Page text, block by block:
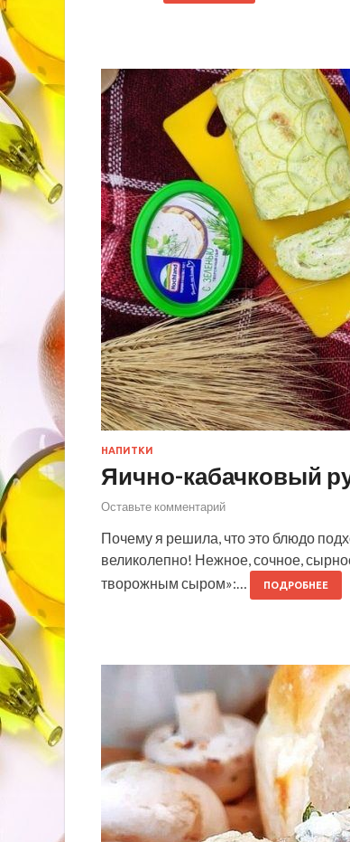
НАПИТКИ
Яично-кабачковый
Оставьте комментарий
Почему я решила, что это блюдо
великолепно! Нежное, сочное,
творожным сыром»:…
ПОДРОБНЕЕ